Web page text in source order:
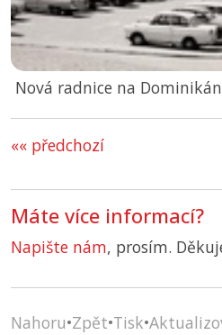
Nová radnice na
«« předchozí
Máte více informací?
Napište nám, prosím.
Nahoru•Zpět•Tisk•